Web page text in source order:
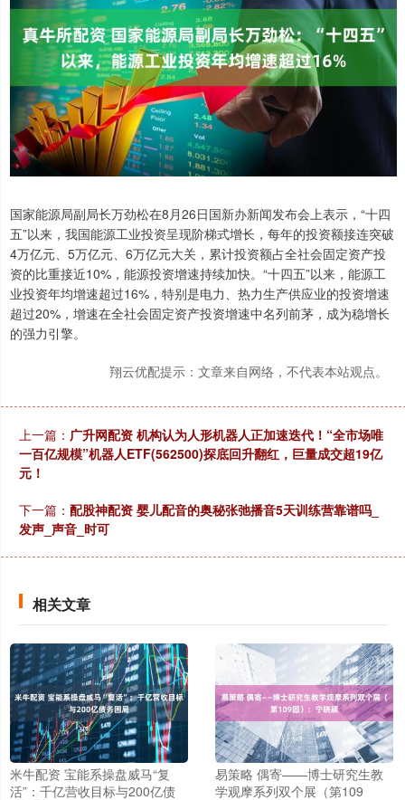
国家能源局副局长万劲松在8月26日国新办新闻发布会上表示，“十四
五”以来，我国能源工业投资呈现阶梯式增长，每年的投资额接连突破
4万亿元、5万亿元、6万亿元大关，累计投资额占全社会固定资产投
资的比重接近10%，能源投资增速持续加快。“十四五”以来，能源工
业投资年均增速超过16%，特别是电力、热力生产供应业的投资增速
超过20%，增速在全社会固定资产投资增速中名列前茅，成为稳增长
的强力引擎。
翔云优配提示：文章来自网络，不代表本站观点。
上一篇： 广升网配资 机构认为人形机器人正加速迭代！“全市场唯
一百亿规模”机器人ETF(562500)探底回升翻红，巨量成交超19亿
元！
下一篇： 配股神配资 婴儿配音的奥秘张弛播音5天训练营靠谱吗_
发声_声音_时可
相关文章
米牛配资 宝能系操盘威马“复
活”：千亿营收目标与200亿债
易策略 偶寄——博士研究生教
学观摩系列双个展（第109